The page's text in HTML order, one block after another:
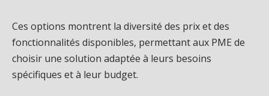
Ces options montrent la diversité des prix et des
fonctionnalités disponibles, permettant aux PME de
choisir une solution adaptée à leurs besoins
spécifiques et à leur budget.